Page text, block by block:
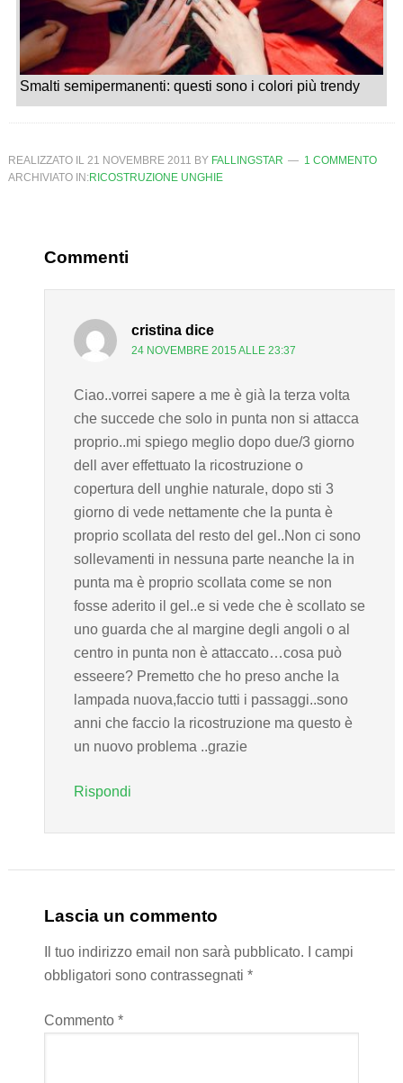
Smalti semipermanenti: questi sono i colori più trendy
REALIZZATO IL 21 NOVEMBRE 2011 BY FALLINGSTAR
1 COMMENTO
ARCHIVIATO IN:RICOSTRUZIONE UNGHIE
Commenti
cristina dice
24 NOVEMBRE 2015 ALLE 23:37
Ciao..vorrei sapere a me è già la terza volta
che succede che solo in punta non si attacca
proprio..mi spiego meglio dopo due/3 giorno
dell aver effettuato la ricostruzione o
copertura dell unghie naturale, dopo sti 3
giorno di vede nettamente che la punta è
proprio scollata del resto del gel..Non ci sono
sollevamenti in nessuna parte neanche la in
punta ma è proprio scollata come se non
fosse aderito il gel..e si vede che è scollato se
uno guarda che al margine degli angoli o al
centro in punta non è attaccato…cosa può
esseere? Premetto che ho preso anche la
lampada nuova,faccio tutti i passaggi..sono
anni che faccio la ricostruzione ma questo è
un nuovo problema ..grazie
Rispondi
Lascia un commento
Il tuo indirizzo email non sarà pubblicato.
I campi
obbligatori sono contrassegnati *
Commento *